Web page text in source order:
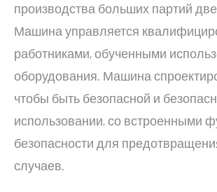
производства больших партий
Машина управляется
работниками, обученными
оборудования. Машина
чтобы быть безопасной и
использовании, со встроенными
безопасности для
случаев.